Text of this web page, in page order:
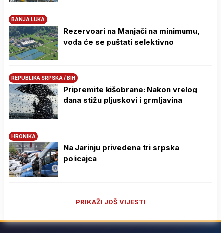
BANJA LUKA
Rezervoari na Manjači na minimumu,
voda će se puštati selektivno
REPUBLIKA SRPSKA / BIH
Pripremite kišobrane: Nakon vrelog
dana stižu pljuskovi i grmljavina
HRONIKA
Na Јarinju privedena tri srpska
policajca
PRIKAŽI JOŠ VIJESTI